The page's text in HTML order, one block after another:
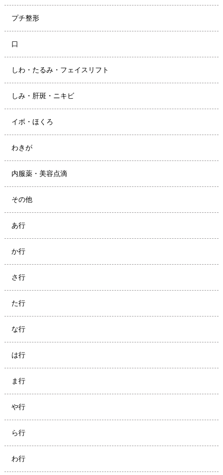
プチ整形
口
しわ・たるみ・フェイスリフト
しみ・肝斑・ニキビ
イボ・ほくろ
わきが
内服薬・美容点滴
その他
あ行
か行
さ行
た行
な行
は行
ま行
や行
ら行
わ行